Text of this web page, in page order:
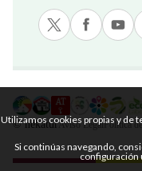
© nekaturAviso LegalPolítica
Utilizamos cookies propias y de
Si continúas navegando,
configuración